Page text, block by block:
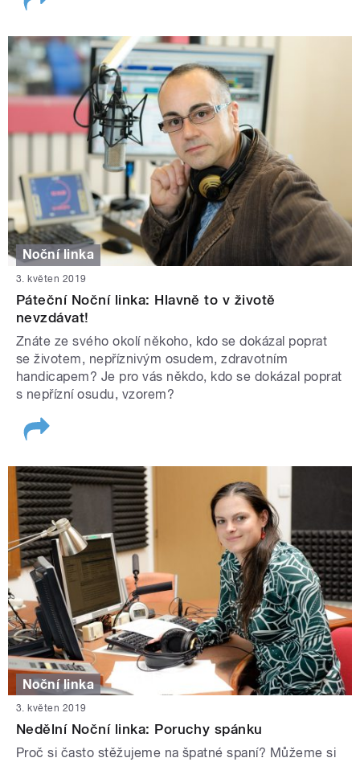
Noční linka
3. květen 2019
Páteční Noční linka: Hlavně to v životě
nevzdávat!
Znáte ze svého okolí někoho, kdo se dokázal poprat
se životem, nepříznivým osudem, zdravotním
handicapem? Je pro vás někdo, kdo se dokázal poprat
s nepřízní osudu, vzorem?
Noční linka
3. květen 2019
Nedělní Noční linka: Poruchy spánku
Proč si často stěžujeme na špatné spaní? Můžeme si